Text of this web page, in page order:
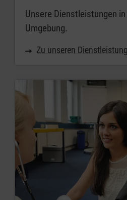
Unsere Dienstleistungen
Umgebung.
Zu unseren